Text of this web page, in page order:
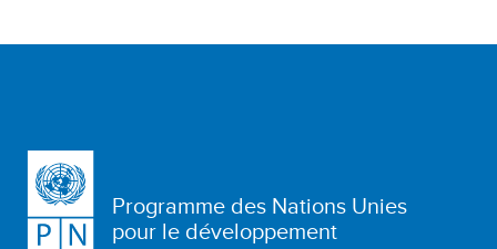
Programme des Nations Unies
pour le développement